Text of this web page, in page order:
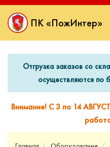
ПК «ПожИнтер»
Отгрузка заказов со
осуществляются по
Внимание! С 3 по 14